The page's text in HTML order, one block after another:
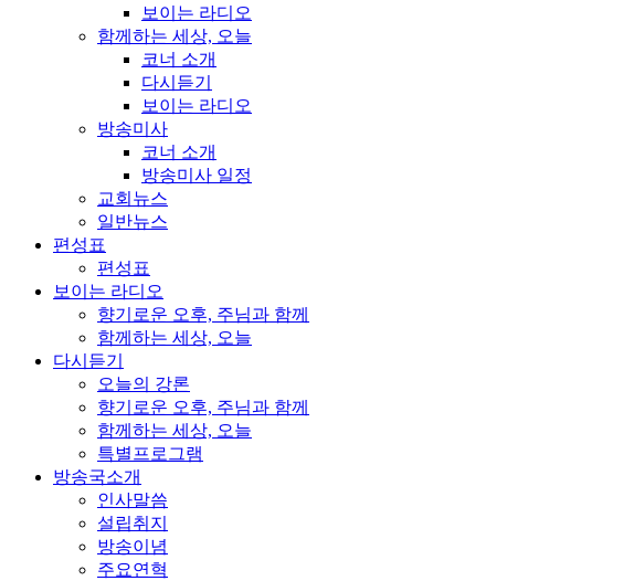
보이는 라디오
함께하는 세상, 오늘
코너 소개
다시듣기
보이는 라디오
방송미사
코너 소개
방송미사 일정
교회뉴스
일반뉴스
편성표
편성표
보이는 라디오
향기로운 오후, 주님과 함께
함께하는 세상, 오늘
다시듣기
오늘의 강론
향기로운 오후, 주님과 함께
함께하는 세상, 오늘
특별프로그램
방송국소개
인사말씀
설립취지
방송이념
주요연혁